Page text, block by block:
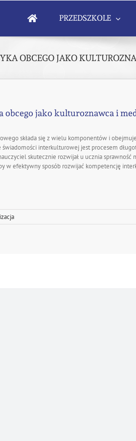
PRZEDSZKOLE
OBCEGO JAKO
obcego jako kulturoznawca i
składa się z wielu komponentów i
świadomości interkulturowej jest procesem
skutecznie rozwijał u ucznia
w efektywny sposób rozwijać kompetencję